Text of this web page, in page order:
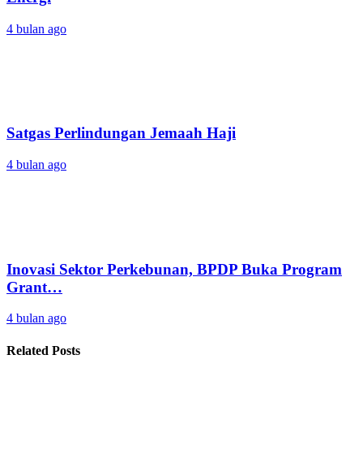
4 bulan ago
Satgas Perlindungan Jemaah Haji
4 bulan ago
Inovasi Sektor Perkebunan, BPDP Buka Program
Grant…
4 bulan ago
Related Posts